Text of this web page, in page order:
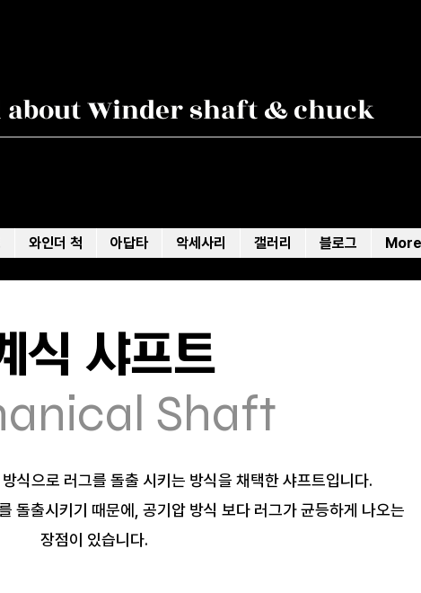
Winder shaft & chuck
와인더 척 아답타 악세사리 갤러리 블로그 More
식 샤프트
Shaft
식으로 러그를 돌출 시키는 방식을 채택한 샤프트입니다.
돌출시키기 때문에, 공기압 방식 보다 러그가 균등하게 나오는
장점이 있습니다.